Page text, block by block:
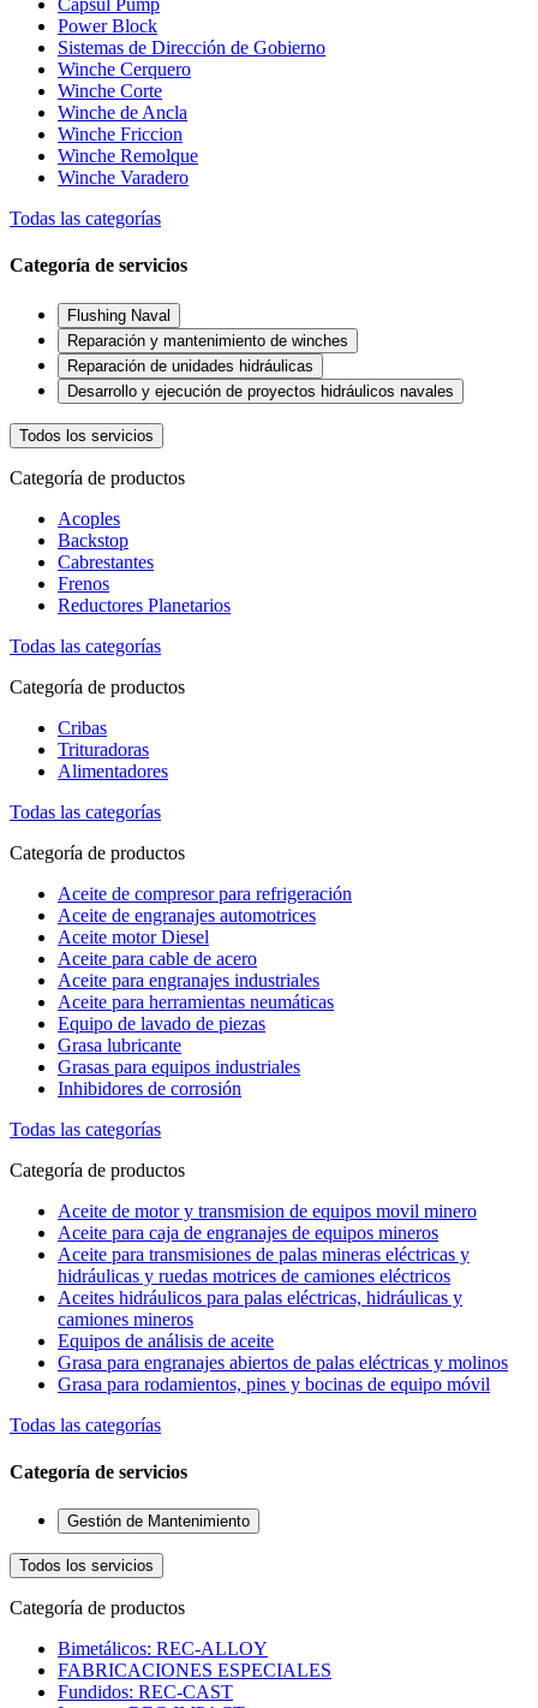
Capsul Pump
Power Block
Sistemas de Dirección de Gobierno
Winche Cerquero
Winche Corte
Winche de Ancla
Winche Friccion
Winche Remolque
Winche Varadero
Todas las categorías
Categoría de servicios
Flushing Naval
Reparación y mantenimiento de winches
Reparación de unidades hidráulicas
Desarrollo y ejecución de proyectos hidráulicos navales
Todos los servicios
Categoría de productos
Acoples
Backstop
Cabrestantes
Frenos
Reductores Planetarios
Todas las categorías
Categoría de productos
Cribas
Trituradoras
Alimentadores
Todas las categorías
Categoría de productos
Aceite de compresor para refrigeración
Aceite de engranajes automotrices
Aceite motor Diesel
Aceite para cable de acero
Aceite para engranajes industriales
Aceite para herramientas neumáticas
Equipo de lavado de piezas
Grasa lubricante
Grasas para equipos industriales
Inhibidores de corrosión
Todas las categorías
Categoría de productos
Aceite de motor y transmision de equipos movil minero
Aceite para caja de engranajes de equipos mineros
Aceite para transmisiones de palas mineras eléctricas y
hidráulicas y ruedas motrices de camiones eléctricos
Aceites hidráulicos para palas eléctricas, hidráulicas y
camiones mineros
Equipos de análisis de aceite
Grasa para engranajes abiertos de palas eléctricas y molinos
Grasa para rodamientos, pines y bocinas de equipo móvil
Todas las categorías
Categoría de servicios
Gestión de Mantenimiento
Todos los servicios
Categoría de productos
Bimetálicos: REC-ALLOY
FABRICACIONES ESPECIALES
Fundidos: REC-CAST